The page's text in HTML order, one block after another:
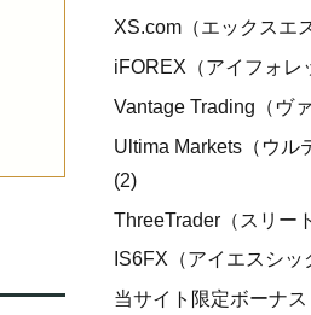
XS.com（エックスエ
iFOREX（アイフォレ
Vantage Trading（ヴ
Ultima Markets（ウル
(2)
ThreeTrader（スリー
IS6FX（アイエスシッ
当サイト限定ボーナス